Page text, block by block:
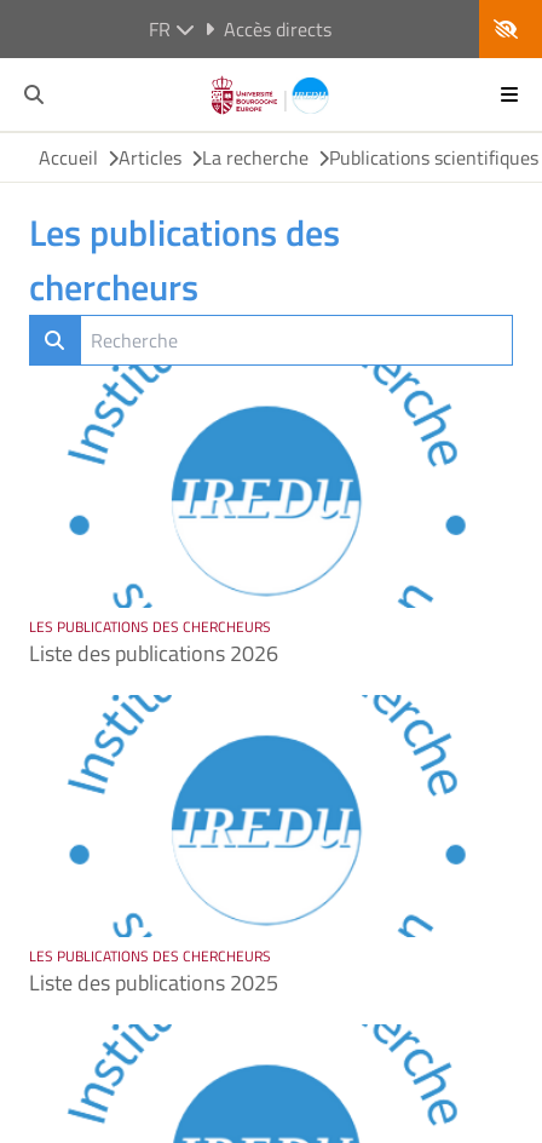
FR Accès directs
Accueil Articles La recherche Publications scientifiques
Les publications des
chercheurs
LES PUBLICATIONS DES CHERCHEURS
Liste des publications 2026
LES PUBLICATIONS DES CHERCHEURS
Liste des publications 2025